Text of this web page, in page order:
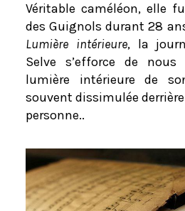
Véritable caméléon, elle
des Guignols durant 28
Lumière intérieure, la
Selve s’efforce de
lumière intérieure de
souvent dissimulée
personne..